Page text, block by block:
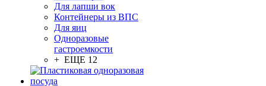
Для лапши вок
Контейнеры из ВПС
Для яиц
Одноразовые
гастроемкости
+ ЕЩЕ 12